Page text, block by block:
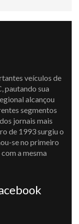
veículos de
pautando sua
alcançou
segmentos
jornais mais
de 1993 surgiu o
se no primeiro
a mesma